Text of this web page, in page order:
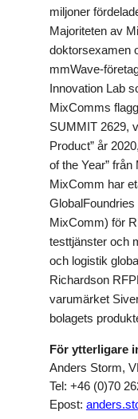
miljoner
Majoriteten av
doktorsexamen
mmWave-
Innovation Lab
MixComms
SUMMIT 2629,
Product” år
of the Year”
MixComm har
MixComm) för
testtjänster och
och logistik
Richardson
varumärket
bolagets
För ytterligare
Anders Storm,
Tel: +46 (0)70
Epost: